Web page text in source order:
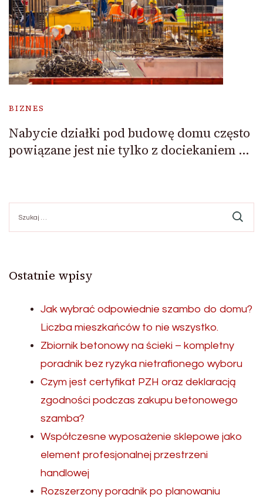
BIZNES
Nabycie działki pod budowę domu często
powiązane jest nie tylko z dociekaniem …
Ostatnie wpisy
Jak wybrać odpowiednie szambo do domu?
Liczba mieszkańców to nie wszystko.
Zbiornik betonowy na ścieki – kompletny
poradnik bez ryzyka nietrafionego wyboru
Czym jest certyfikat PZH oraz deklaracją
zgodności podczas zakupu betonowego
szamba?
Współczesne wyposażenie sklepowe jako
element profesjonalnej przestrzeni
handlowej
Rozszerzony poradnik po planowaniu